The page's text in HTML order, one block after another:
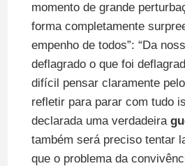
momento de grande
forma completamente
empenho de todos”: “Da
deflagrado o que foi
difícil pensar claramente
refletir para parar com tudo
declarada uma verdadeira
também será preciso tentar
que o problema da